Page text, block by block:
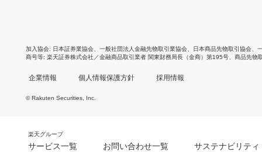
加入協会 日本証券業協会 一般社団法人金融先物取引業協会 日本商品先物取引協会
商号等 楽天証券株式会社／金融商品取引業者 関東財務局長（金商）第195号、商品先物
企業情報 個人情報保護方針 採用情報
© Rakuten Securities, Inc.
楽天グループ
サービス一覧 お問い合わせ一覧 サステナビリティ